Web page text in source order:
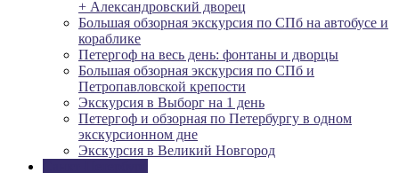
+ Александровский дворец
Большая обзорная экскурсия по СПб на автобусе и
кораблике
Петергоф на весь день: фонтаны и дворцы
Большая обзорная экскурсия по СПб и
Петропавловской крепости
Экскурсия в Выборг на 1 день
Петергоф и обзорная по Петербургу в одном
экскурсионном дне
Экскурсия в Великий Новгород